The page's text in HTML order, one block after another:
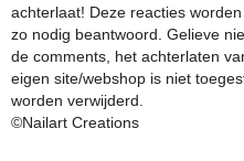
achterlaat! Deze reacties
zo nodig beantwoord. Gelieve
de comments, het achterlaten
eigen site/webshop is niet
worden verwijderd.
©Nailart Creations